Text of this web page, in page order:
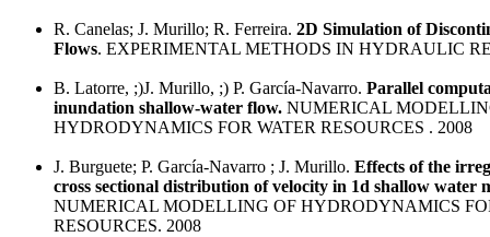
R. Canelas; J. Murillo; R. Ferreira. 2D Simulation of
Flows. EXPERIMENTAL METHODS IN HYDRAULIC
B. Latorre, ;)J. Murillo, ;) P. García-Navarro. Parallel
inundation shallow-water flow. NUMERICAL
HYDRODYNAMICS FOR WATER RESOURCES . 2008
J. Burguete; P. García-Navarro ; J. Murillo. Effects of the
cross sectional distribution of velocity in 1d shallow water
NUMERICAL MODELLING OF HYDRODYNAMICS
RESOURCES. 2008